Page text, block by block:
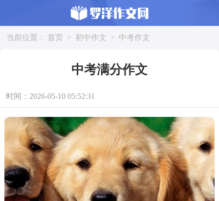
当前位置： 首页 > 初中作文 > 中考作文
中考满分作文
时间：2026-05-10 05:52:31